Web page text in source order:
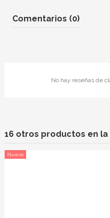
Comentarios (0)
No hay reseñas de
16 otros productos en
Nuevo